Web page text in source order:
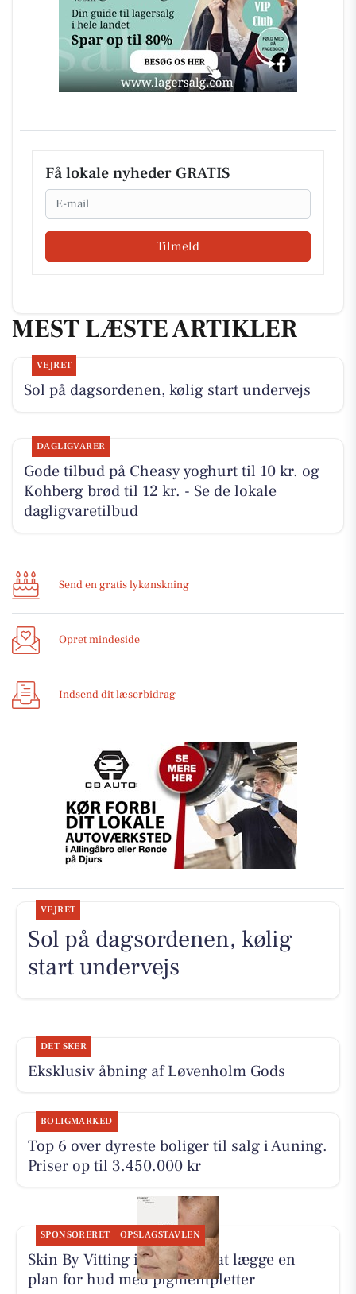
Få lokale nyheder GRATIS
Email
Tilmeld
MEST LÆSTE ARTIKLER
VEJRET
Sol på dagsordenen, kølig start undervejs
DAGLIGVARER
Gode tilbud på Cheasy yoghurt til 10 kr. og
Kohberg brød til 12 kr. - Se de lokale
dagligvaretilbud
Send en gratis lykønskning
Opret mindeside
Indsend dit læserbidrag
VEJRET
Sol på dagsordenen, kølig
start undervejs
DET SKER
Eksklusiv åbning af Løvenholm Gods
BOLIGMARKED
Top 6 over dyreste boliger til salg i Auning.
Priser op til 3.450.000 kr
SPONSORERET OPSLAGSTAVLEN
Skin By Vitting inviterer til at lægge en
plan for hud med pigmentpletter